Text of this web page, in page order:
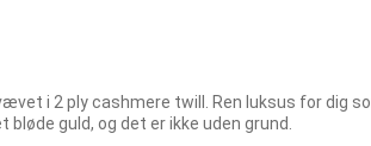
i 2 ply cashmere twill. Ren luksus for dig
guld, og det er ikke uden grund.